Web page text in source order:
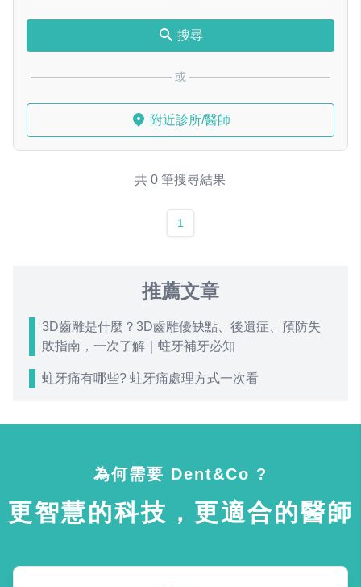
搜尋
或
附近診所/醫師
共 0 筆搜尋結果
1
推薦文章
3D齒雕是什麼？3D齒雕優缺點、後遺症、預防失
敗指南，一次了解｜蛀牙補牙必知
蛀牙痛有哪些? 蛀牙痛處理方式一次看
為何需要 Dent&Co ?
更智慧的科技，更適合的醫師